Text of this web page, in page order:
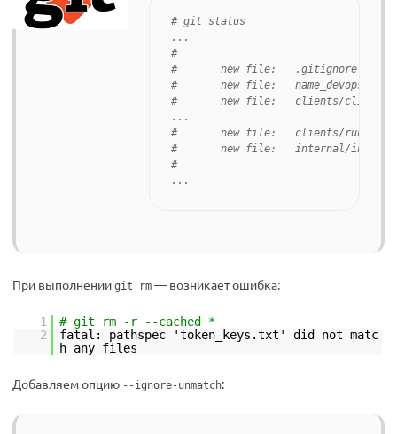
# git status
...
#
#	new file:   .gitignore
#	new file:   name_devops.json
#	new file:   clients/client/client.json
...
#	new file:   clients/run.sh
#	new file:   internal/internal.json
#
При выполнении git rm — возникает ошибка:
1
# git rm -r --cached *
2
fatal: pathspec 'token_keys.txt' did not matc
h any files
Добавляем опцию --ignore-unmatch: